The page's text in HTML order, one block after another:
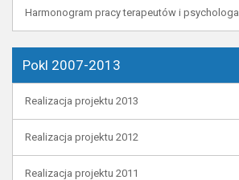
Harmonogram pracy terapeutów i psychologa
Pokl 2007-2013
Realizacja projektu 2013
Realizacja projektu 2012
Realizacja projektu 2011